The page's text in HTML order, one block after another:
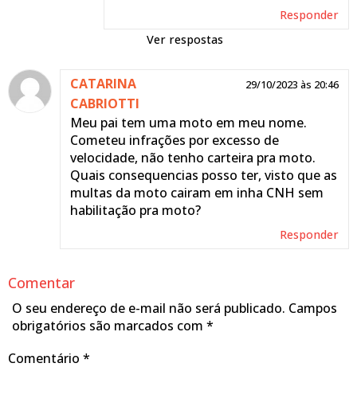
Responder
respostas
25/10/2023 às
Gabriela
Sim, se a multa for
daquelas que causa a
suspensão direta é possível.
Equipe Portal
Responder
CATARINA
CABRIOTTI
29/10/2023 às 20:46
Meu pai tem uma moto em meu nome.
Cometeu infrações por excesso de
velocidade, não tenho carteira pra moto.
Quais consequencias posso ter, visto que as
multas da moto cairam em inha CNH sem
habilitação pra moto?
Responder
Comentar
O seu endereço de e-mail não será publicado. Campos
obrigatórios são marcados com *
Comentário *